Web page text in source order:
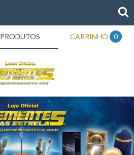
PRODUTOS CARRINHO 0